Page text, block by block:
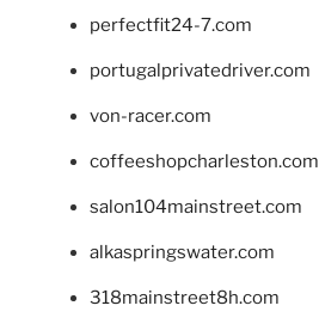
perfectfit24-7.com
portugalprivatedriver.com
von-racer.com
coffeeshopcharleston.com
salon104mainstreet.com
alkaspringswater.com
318mainstreet8h.com